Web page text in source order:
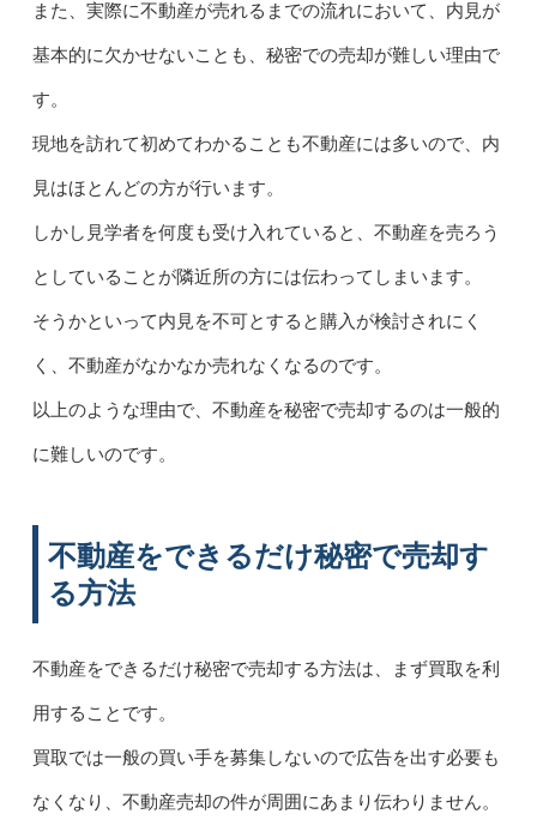
また、実際に不動産が売れるまでの流れにおいて、内見が
基本的に欠かせないことも、秘密での売却が難しい理由で
す。
現地を訪れて初めてわかることも不動産には多いので、内
見はほとんどの方が行います。
しかし見学者を何度も受け入れていると、不動産を売ろう
としていることが隣近所の方には伝わってしまいます。
そうかといって内見を不可とすると購入が検討されにく
く、不動産がなかなか売れなくなるのです。
以上のような理由で、不動産を秘密で売却するのは一般的
に難しいのです。
不動産をできるだけ秘密で売却す
る方法
不動産をできるだけ秘密で売却する方法は、まず買取を利
用することです。
買取では一般の買い手を募集しないので広告を出す必要も
なくなり、不動産売却の件が周囲にあまり伝わりません。